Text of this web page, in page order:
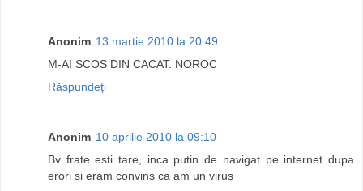
Anonim 13 martie 2010 la 20:49
M-AI SCOS DIN CACAT. NOROC
Răspundeți
Anonim 10 aprilie 2010 la 09:10
Bv frate esti tare, inca putin de navigat pe internet dupa
erori si eram convins ca am un virus